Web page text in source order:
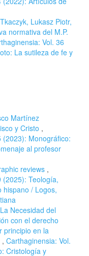
Tkaczyk, Lukasz Piotr,
normativa del M.P.
Vol. 36
La sutileza de fe y
Martínez
y Cristo ,
(2023): Monográfico:
al profesor
reviews ,
(2025): Teología,
hispano / Logos,
La Necesidad del
con el derecho
principio en la
, Carthaginensia: Vol.
Cristología y